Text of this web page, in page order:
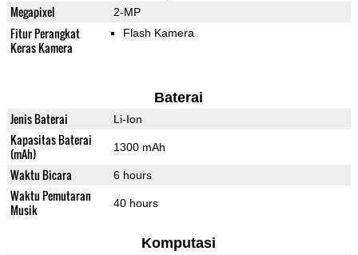
Megapixel 2-MP
Fitur Perangkat
Keras Kamera
Flash Kamera
Baterai
Jenis Baterai Li-Ion
Kapasitas Baterai
(mAh)
1300 mAh
Waktu Bicara 6 hours
Waktu Pemutaran
Musik
40 hours
Komputasi